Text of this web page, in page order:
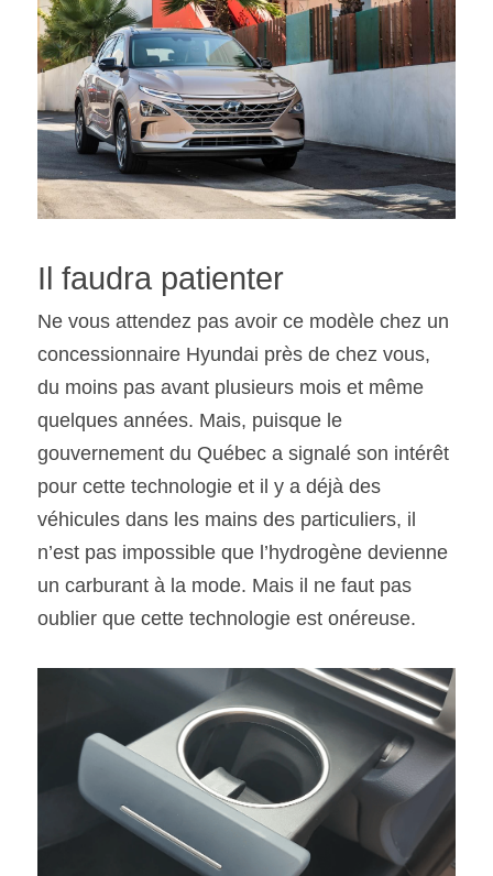
Il faudra patienter
Ne vous attendez pas avoir ce modèle chez un
concessionnaire Hyundai près de chez vous,
du moins pas avant plusieurs mois et même
quelques années. Mais, puisque le
gouvernement du Québec a signalé son intérêt
pour cette technologie et il y a déjà des
véhicules dans les mains des particuliers, il
n’est pas impossible que l’hydrogène devienne
un carburant à la mode. Mais il ne faut pas
oublier que cette technologie est onéreuse.